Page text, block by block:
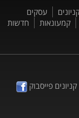
עסקים
קמעונאות
חדשות
קניונים פייסבוק